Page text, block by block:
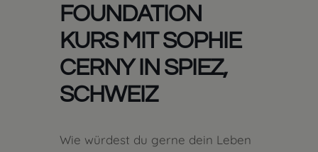
FOUNDATION
KURS MIT SOPHIE
CERNY IN SPIEZ,
SCHWEIZ
Wie würdest du gerne dein Leben